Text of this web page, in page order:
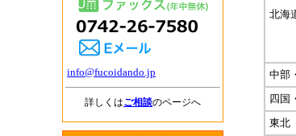
info@fucoidando.jp
詳しくはご相談のページへ
北海
中部
四国
東北